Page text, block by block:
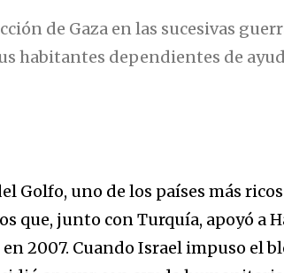
de Gaza en las sucesivas
habitantes dependientes de
Golfo, uno de los países más
que, junto con Turquía, apoyó a
2007. Cuando Israel impuso el